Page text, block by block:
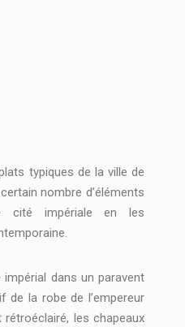
typiques de la ville de
nombre d’éléments
cité impériale en les
dans un paravent
de la robe de l’empereur
les chapeaux